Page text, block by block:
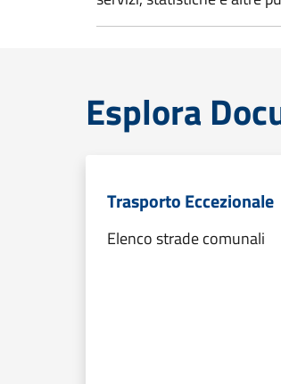
Esplora
Trasporto Eccezionale
Elenco strade comunali